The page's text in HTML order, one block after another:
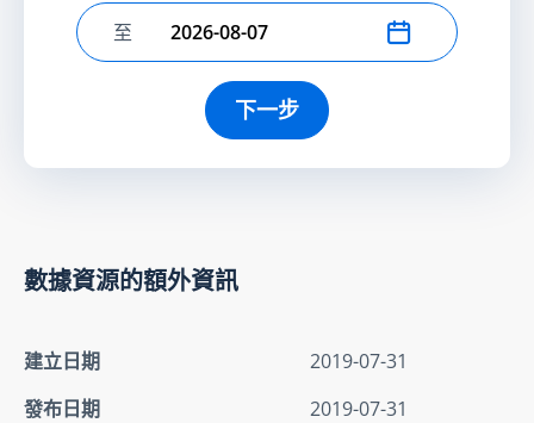
選擇結束日期
至
下一步
數據資源的額外資訊
建立日期
2019-07-31
發布日期
2019-07-31